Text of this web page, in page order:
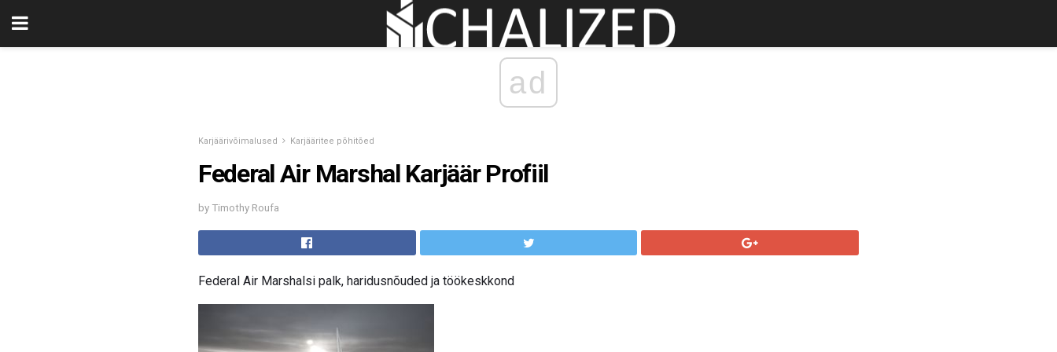
ad
Karjäärivõimalused Karjääritee põhitõed
Federal Air Marshal Karjäär Profiil
by Timothy Roufa
Federal Air Marshalsi palk, haridusnõuded ja töökeskkond